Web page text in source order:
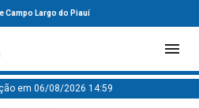
Campo Largo do Piauí
em 06/08/2026 14:59